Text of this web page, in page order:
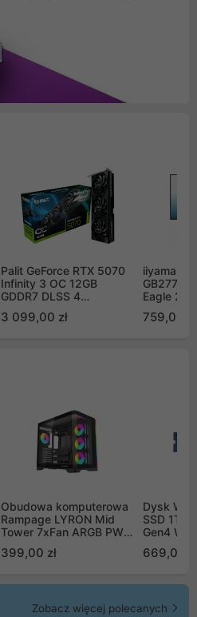
Palit GeForce RTX 5070
Infinity 3 OC 12GB
GDDR7 DLSS 4
GB2050S)
3 099,00 zł
iiyama G-
Eagle 27"
759,00 zł
Obudowa komputerowa
Rampage LYRON Mid
Tower 7xFan ARGB PWM
399,00 zł
Dysk WD
SSD 1TB
Gen4
669,00
Zobacz więcej polecanych